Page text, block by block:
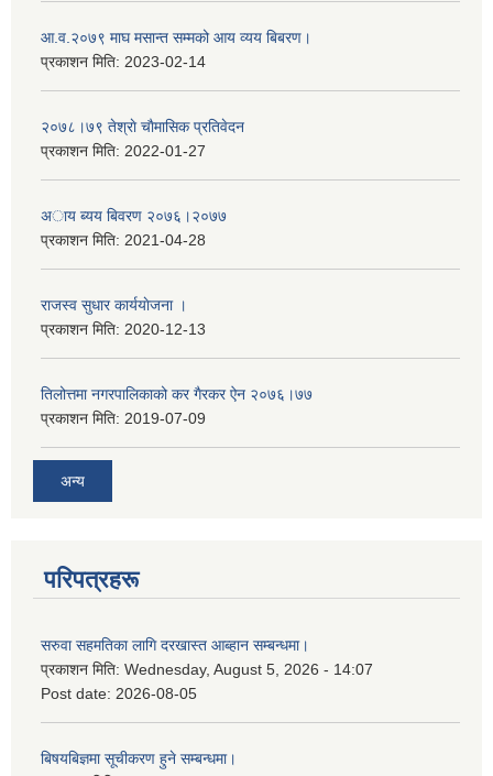
आ.व.२०७९ माघ मसान्त सम्मको आय व्यय बिबरण।
प्रकाशन मिति: 2023-02-14
२०७८।७९ तेश्राे चाैमासिक प्रतिवेदन
प्रकाशन मिति: 2022-01-27
अाय ब्यय बिवरण २०७६।२०७७
प्रकाशन मिति: 2021-04-28
राजस्व सुधार कार्ययाेजना ।
प्रकाशन मिति: 2020-12-13
तिलोत्तमा नगरपालिकाको कर गैरकर ऐन २०७६।७७
प्रकाशन मिति: 2019-07-09
अन्य
परिपत्रहरू
सरुवा सहमतिका लागि दरखास्त आब्हान सम्बन्धमा।
प्रकाशन मिति: Wednesday, August 5, 2026 - 14:07
Post date: 2026-08-05
बिषयबिज्ञमा सूचीकरण हुने सम्बन्धमा।